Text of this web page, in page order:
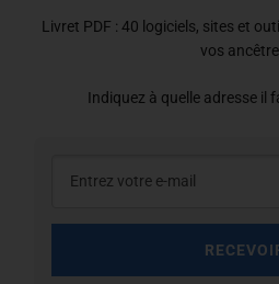
Livret PDF : 40 logiciels, sites et
vos
Indiquez à quelle adresse il